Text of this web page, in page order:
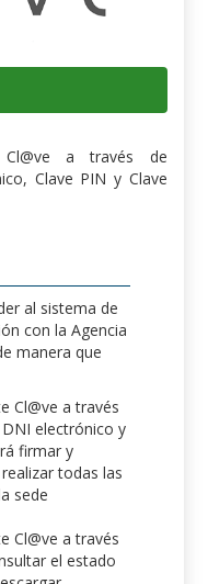
a través de
Clave PIN y Clave
al sistema de
con la Agencia
manera que
Cl@ve a través
electrónico y
firmar y
todas las
sede
Cl@ve a través
el estado